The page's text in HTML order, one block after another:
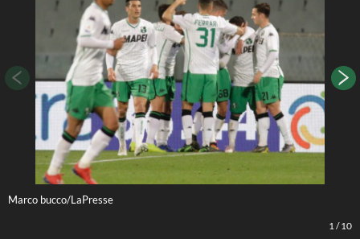
Marco bucco/LaPresse
1 /10